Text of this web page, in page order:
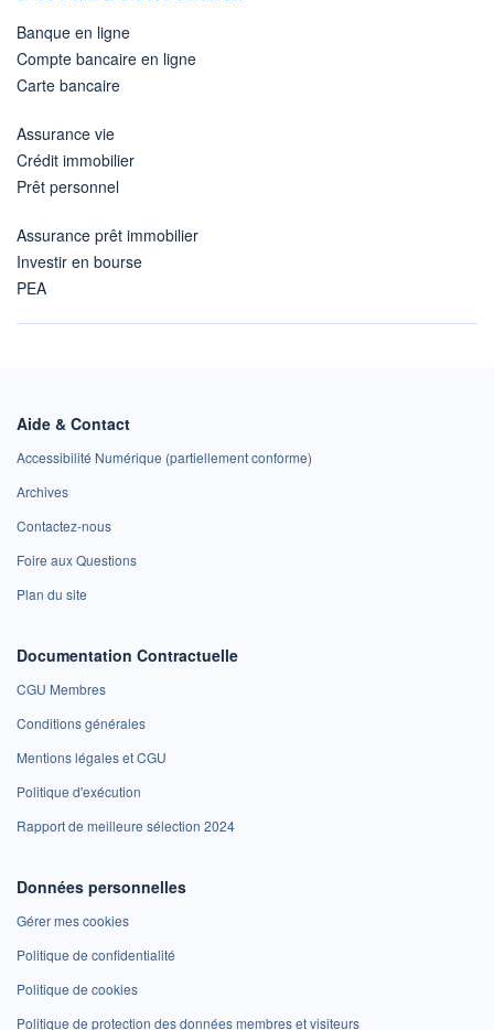
Banque en ligne
Compte bancaire en ligne
Carte bancaire
Assurance vie
Crédit immobilier
Prêt personnel
Assurance prêt immobilier
Investir en bourse
PEA
Aide & Contact
Accessibilité Numérique (partiellement conforme)
Archives
Contactez-nous
Foire aux Questions
Plan du site
Documentation Contractuelle
CGU Membres
Conditions générales
Mentions légales et CGU
Politique d'exécution
Rapport de meilleure sélection 2024
Données personnelles
Gérer mes cookies
Politique de confidentialité
Politique de cookies
Politique de protection des données membres et visiteurs